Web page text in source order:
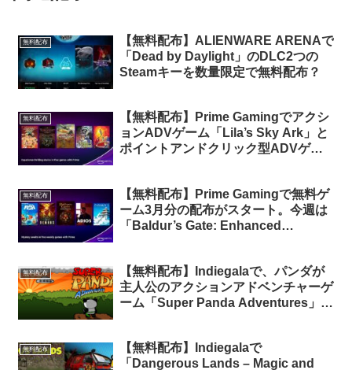
無料配布
【無料配布】ALIENWARE ARENAで
「Dead by Daylight」のDLC2つの
Steamキーを数量限定で無料配布？
無料配布
【無料配布】Prime Gamingでアクシ
ョンADVゲーム「Lila’s Sky Ark」と
ポイントアンドクリック型ADVゲー
無料配布
【無料配布】Prime Gamingで無料ゲ
ーム3月分の配布がスタート。今週は
「Baldur’s Gate: Enhanced
無料配布
【無料配布】Indiegalaで、パンダが
主人公のアクションアドベンチャーゲ
ーム「Super Panda Adventures」が
無料配布
【無料配布】Indiegalaで
「Dangerous Lands – Magic and